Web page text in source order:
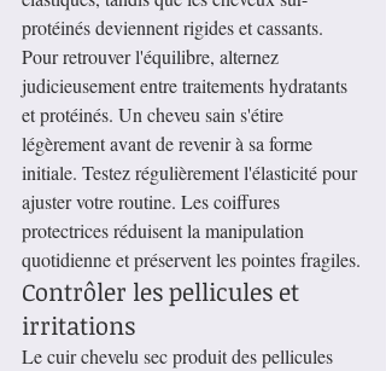
protéinés deviennent rigides et cassants.
Pour retrouver l'équilibre, alternez
judicieusement entre traitements hydratants
et protéinés. Un cheveu sain s'étire
légèrement avant de revenir à sa forme
initiale. Testez régulièrement l'élasticité pour
ajuster votre routine. Les coiffures
protectrices réduisent la manipulation
quotidienne et préservent les pointes fragiles.
Contrôler les pellicules et
irritations
Le cuir chevelu sec produit des pellicules